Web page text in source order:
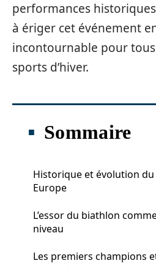
performances
à ériger cet événement
incontournable pour
sports d’hiver.
Sommaire
Historique et évolution
Europe
L’essor du biathlon
niveau
Les premiers champions